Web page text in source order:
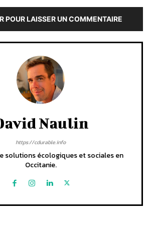
POUR LAISSER UN COMMENTAIRE
Naulin
https://cdurable.info
solutions écologiques et sociales en
Occitanie.